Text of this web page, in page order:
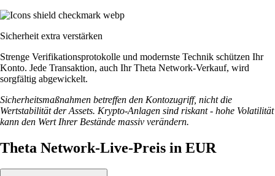
Sicherheit extra verstärken
Strenge Verifikationsprotokolle und modernste Technik schützen Ihr
Konto. Jede Transaktion, auch Ihr Theta Network-Verkauf, wird
sorgfältig abgewickelt.
Sicherheitsmaßnahmen betreffen den Kontozugriff, nicht die
Wertstabilität der Assets. Krypto-Anlagen sind riskant - hohe Volatilität
kann den Wert Ihrer Bestände massiv verändern.
Theta Network-Live-Preis in EUR